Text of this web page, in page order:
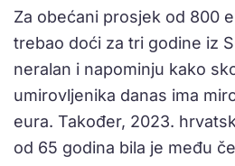
Za obećani prosjek od 800
trebao doći za tri godine iz
neralan i napominju kako
umirovljenika danas ima
eura. Također, 2023.
od 65 godina bila je među